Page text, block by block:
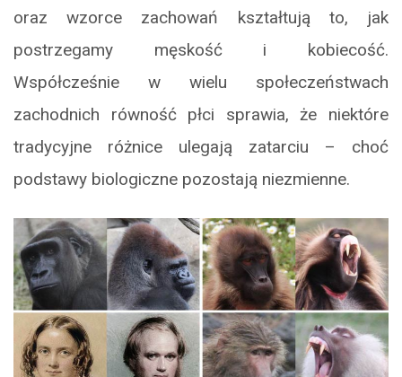
oraz wzorce zachowań kształtują to, jak
postrzegamy męskość i kobiecość.
Współcześnie w wielu społeczeństwach
zachodnich równość płci sprawia, że niektóre
tradycyjne różnice ulegają zatarciu – choć
podstawy biologiczne pozostają niezmienne.